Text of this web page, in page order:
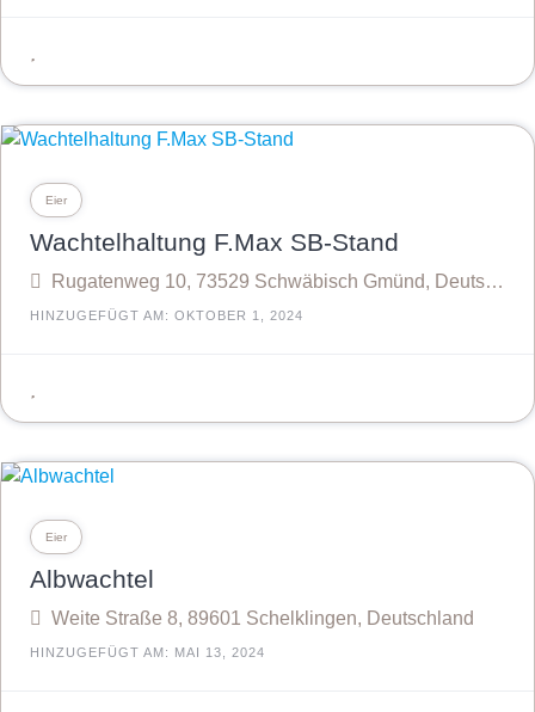
Eier
Wachtelhaltung F.Max SB-Stand
Rugatenweg 10, 73529 Schwäbisch Gmünd, Deutschland
HINZUGEFÜGT AM: OKTOBER 1, 2024
Eier
Albwachtel
Weite Straße 8, 89601 Schelklingen, Deutschland
HINZUGEFÜGT AM: MAI 13, 2024